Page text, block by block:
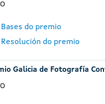
Bases do premio
Resolución do premio
Galicia de Fotografía